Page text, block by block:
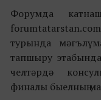
Форумда
forumtatarstan.com
турында
тапшыру
челтәрдә
финалы быелның